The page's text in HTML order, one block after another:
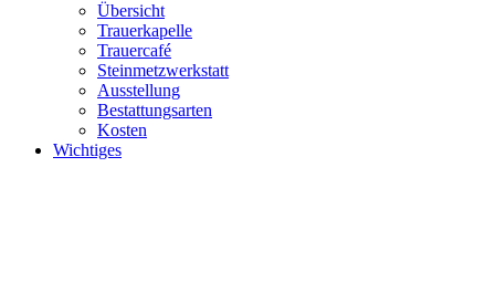
Übersicht
Trauerkapelle
Trauercafé
Steinmetzwerkstatt
Ausstellung
Bestattungsarten
Kosten
Wichtiges